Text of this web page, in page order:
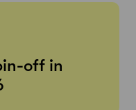
off in